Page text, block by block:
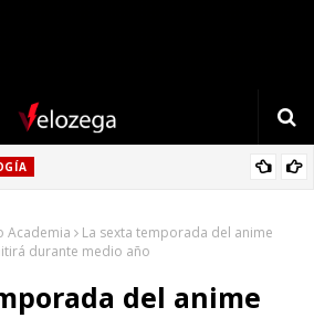
Academia
La sexta temporada del anime
durante medio año
del anime